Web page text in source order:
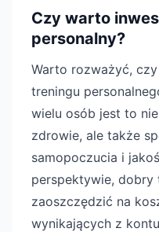
Czy warto
personalny?
Warto rozważyć,
treningu
wielu osób jest to
zdrowie, ale także
samopoczucia i
perspektywie, dobry
zaoszczędzić na
wynikających z